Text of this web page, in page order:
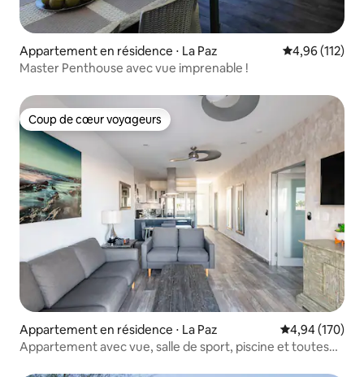
Appartement en résidence ⋅ La Paz Évaluation
4,96 (112)
Master Penthouse avec vue imprenable !
Coup de cœur voyageurs
Coup de cœur voyageurs
Appartement en résidence ⋅ La Paz Évaluation
4,94 (170)
Appartement avec vue, salle de sport, piscine et toutes